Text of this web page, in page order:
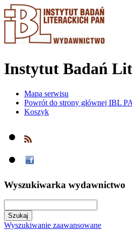
Instytut Badań
Mapa serwisu
Powrót do strony głównej IBL
Koszyk
Wyszukiwarka wydawnictwo
Wyszukiwanie zaawansowane